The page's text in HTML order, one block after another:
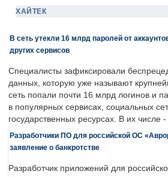
ХАЙТЕК
В сеть утекли 16 млрд паролей от
других сервисов
Специалисты зафиксировали
данных, которую уже называют
сеть попали почти 16 млрд логинов и
в популярных сервисах, социальных
государственных ресурсах. В их числе
Разработчики ПО для российской ОС
заявление о банкротстве
Разработчик приложений для